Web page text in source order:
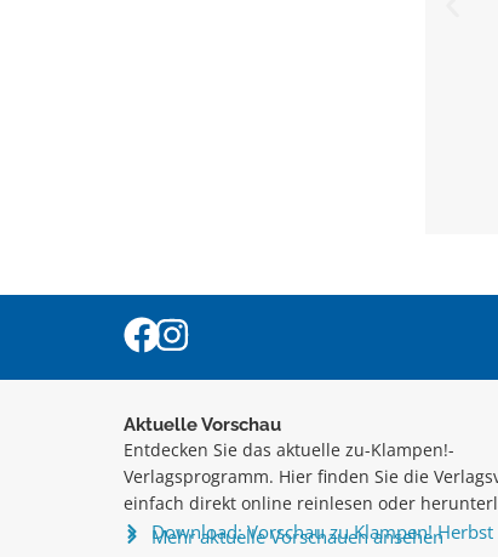
Aktuelle Vorschau
Entdecken Sie das aktuelle zu-Klampen!-
Verlagsprogramm. Hier finden Sie die
einfach direkt online reinlesen oder
Download: Vorschau zu Klampen!
Mehr aktuelle Vorschauen ansehen